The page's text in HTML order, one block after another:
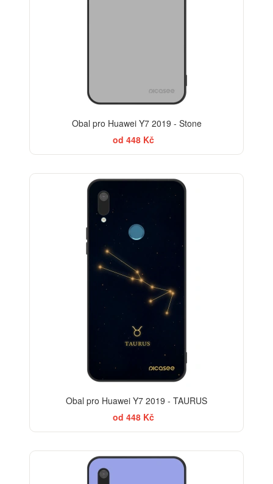
Obal pro Huawei Y7 2019 - Stone
od 448 Kč
Obal pro Huawei Y7 2019 - TAURUS
od 448 Kč